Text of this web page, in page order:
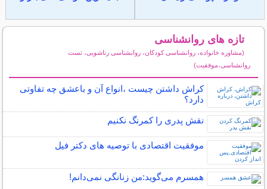
تازه های روانشناسی
(مشاوره خانواده، روانشناسی کودکان، روانشناسی زناشویی، تست
روانشناسی،موفقیت)
کراش داشتن چیست ،انواع آن و باعشق چه تفاوتی
دارد؟
نقش پدری را کمرنگ نکنیم
موفقیت اقتصادی با توصیه های دکتر فیل
همسرم می‌گوید:من زنانگی نمی‌دانم!